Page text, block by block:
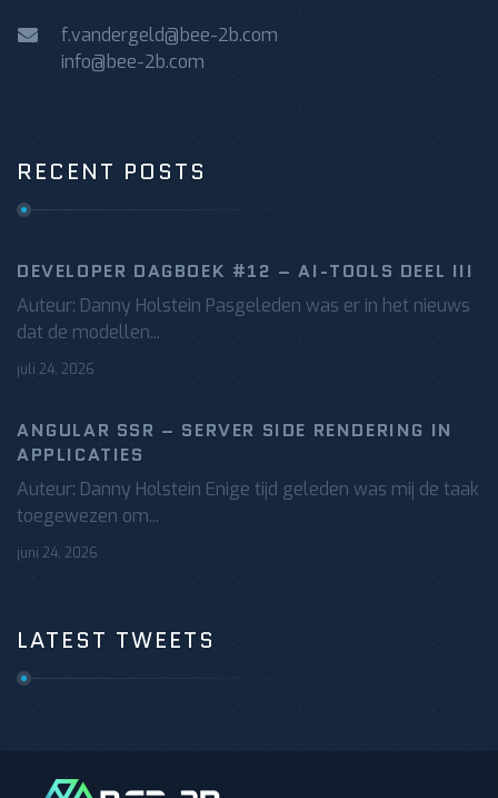
f.vandergeld@bee-2b.com
info@bee-2b.com
RECENT POSTS
DEVELOPER DAGBOEK #12 – AI-TOOLS DEEL III
Auteur: Danny Holstein Pasgeleden was er in het nieuws
dat de modellen...
juli 24, 2026
ANGULAR SSR – SERVER SIDE RENDERING IN
APPLICATIES
Auteur: Danny Holstein Enige tijd geleden was mij de taak
toegewezen om...
juni 24, 2026
LATEST TWEETS